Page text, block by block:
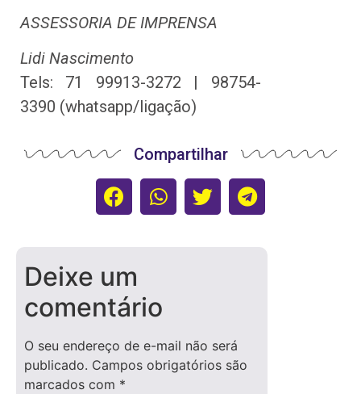
ASSESSORIA DE IMPRENSA
Lidi Nascimento
Tels: 71 99913-3272 | 98754-
3390 (whatsapp/ligação)
Compartilhar
Deixe um
comentário
O seu endereço de e-mail não será
publicado. Campos obrigatórios são
marcados com *